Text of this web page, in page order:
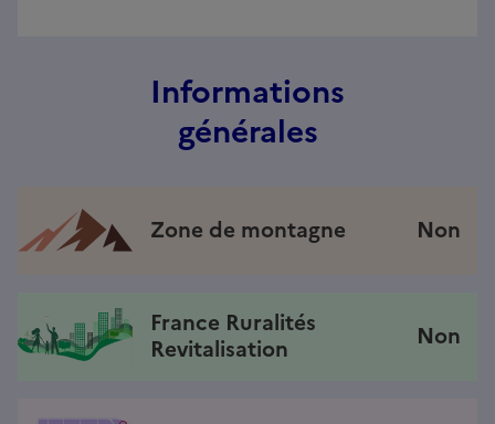
Informations
générales
Zone de montagne Non
France Ruralités
Revitalisation
Non